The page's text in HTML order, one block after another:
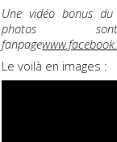
Une vidéo bonus
photos
fanpage
Le voilà en images :